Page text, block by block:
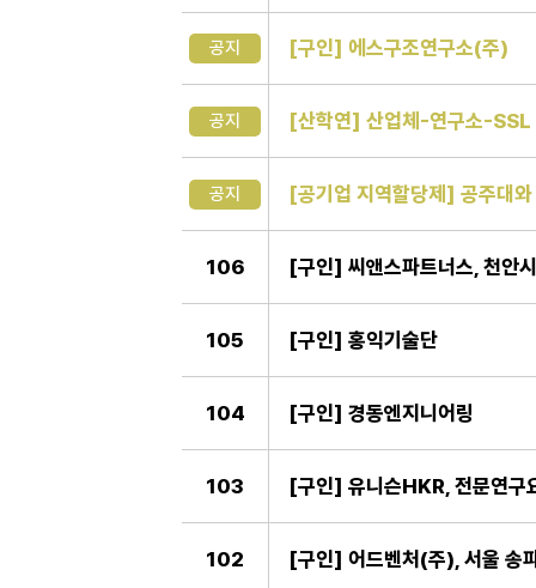
공지 [구인] 에스구조연구소(주)
공지 [산학연] 산업체-연구소-SSL
공지 [공기업 지역할당제] 공주대
106 [구인] 씨앤스파트너스, 천안
105 [구인] 홍익기술단
104 [구인] 경동엔지니어링
103 [구인] 유니슨HKR, 전문연구
102 [구인] 어드벤처(주), 서울 송